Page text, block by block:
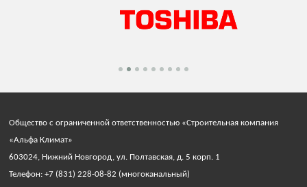
Общество с ограниченной ответственностью «Строительная компания
«Альфа Климат»
603024, Нижний Новгород, ул. Полтавская, д. 5 корп. 1
Телефон: +7 (831) 228-08-82 (многоканальный)